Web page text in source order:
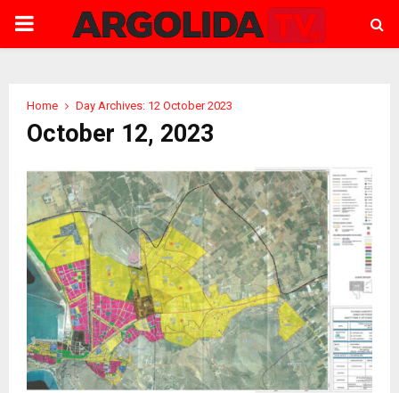
PRIMARY
Home Day Archives: 12 October 2023
October 12, 2023